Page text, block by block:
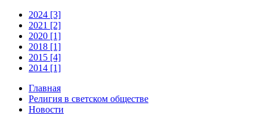
2024 [3]
2021 [2]
2020 [1]
2018 [1]
2015 [4]
2014 [1]
Главная
Религия в светском обществе
Новости